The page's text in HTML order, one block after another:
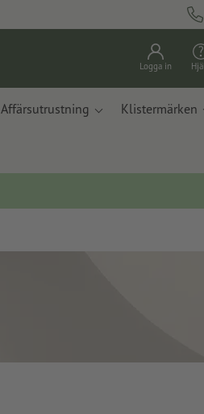
Logga in
Affärsutrustning Klistermärken